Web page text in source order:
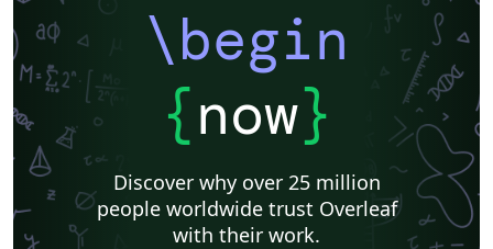
\begin
{now}
Discover why over 25 million
people worldwide trust Overleaf
with their work.